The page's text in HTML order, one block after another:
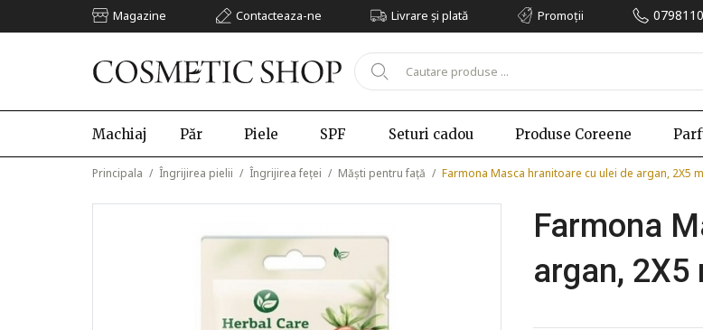
Magazine Contacteaza-ne Livrare și plată Promoții
Machiaj Păr Piele SPF Seturi cadou Produse Coreene
Principala / Îngrijirea pielii / Îngrijirea feței / Măști pentru față / Farmona Masca hranitoare cu ulei de argan, 2X5
Farmona
argan, 2X5